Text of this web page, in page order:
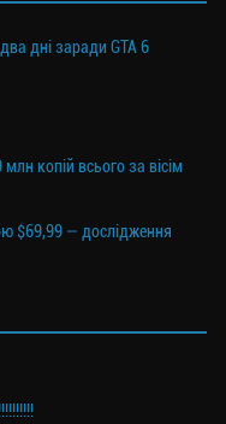
дні заради GTA 6
копій всього за вісім
$69,99 — дослідження